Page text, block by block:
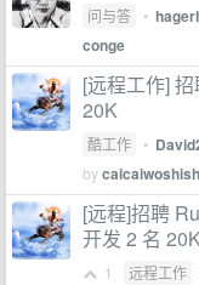
问与答 •
conge
[远程工作]
20K
酷工作 •
by
[远程]招聘
开发 2 名
1 远程工作